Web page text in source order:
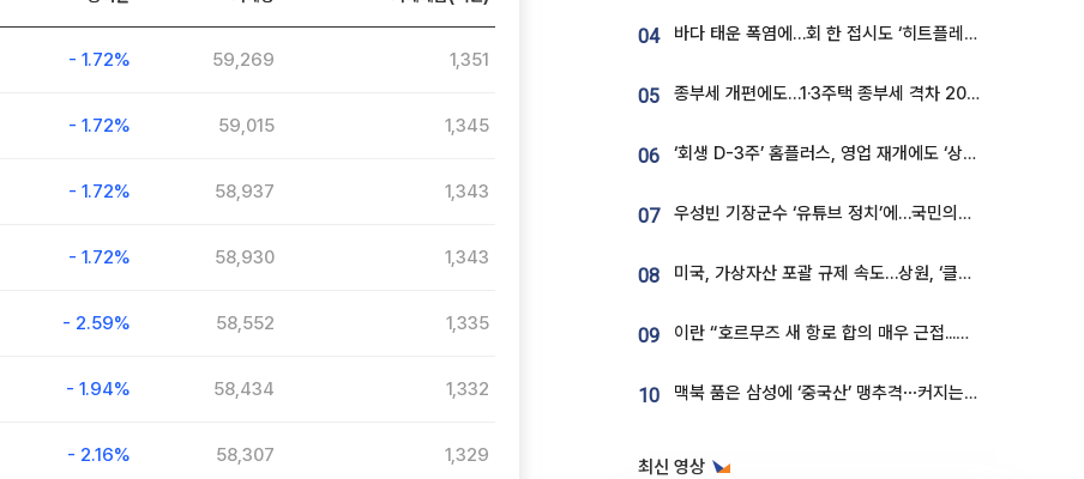
04 바다 태운 폭염에…회 한 접시도 ‘히트플레이션’
05 종부세 개편에도…1·3주택 종부세 격차 2028년부터 확대
06 ‘회생 D-3주’ 홈플러스, 영업 재개에도 ‘상품 공급망’ 복구가 생존 관건
07 우성빈 기장군수 ‘유튜브 정치’에…국민의힘 군의원들 집단 반발
08 미국, 가상자산 포괄 규제 속도…상원, ‘클래리티법’ 9월 절차투표 추진
09 이란 “호르무즈 새 항로 합의 매우 근접...미국 배상 먼저”
10 맥북 품은 삼성에 ‘중국산’ 맹추격⋯커지는 노트북 OLED 시장
최신 영상